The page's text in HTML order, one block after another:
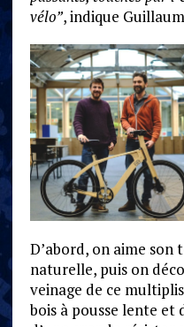
vélo”, indique
D’abord, on aime
naturelle, puis on
veinage de ce
bois à pousse lente et